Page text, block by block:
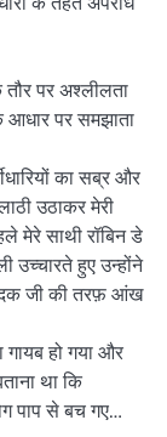
पर अश्लीलता
आधार पर समझाता
का सब्र और
उठाकर मेरी
मेरे साथी रॉबिन डे
उच्चारते हुए उन्होंने
जी की तरफ़ आंख
हो गया और
था कि
पाप से बच गए…